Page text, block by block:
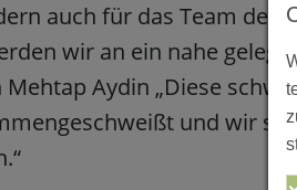
auch für das Team der
wir an ein nahe
Mehtap Aydin „Diese
und wir